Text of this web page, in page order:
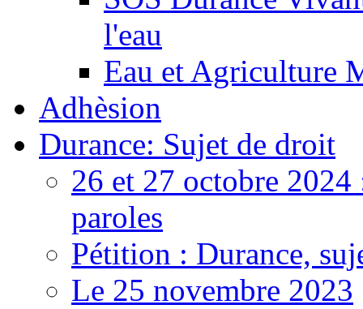
l'eau
Eau et Agriculture
Adhèsion
Durance: Sujet de droit
26 et 27 octobre 2024
paroles
Pétition : Durance,
Le 25 novembre 2023